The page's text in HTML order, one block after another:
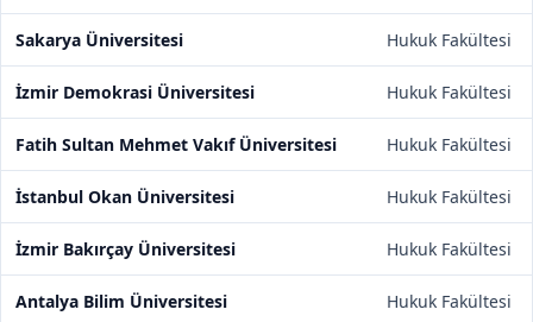
Sakarya Üniversitesi Hukuk Fakültesi
İzmir Demokrasi Üniversitesi Hukuk Fakültesi
Fatih Sultan Mehmet Vakıf Üniversitesi Hukuk Fakültesi
İstanbul Okan Üniversitesi Hukuk Fakültesi
İzmir Bakırçay Üniversitesi Hukuk Fakültesi
Antalya Bilim Üniversitesi Hukuk Fakültesi